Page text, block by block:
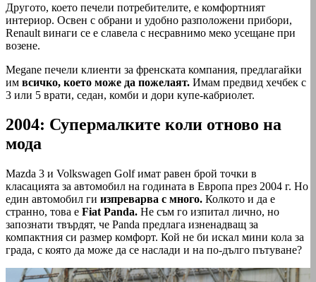
Другото, което печели потребителите, е комфортният
интериор. Освен с обрани и удобно разположени прибори,
Renault винаги се е славела с несравнимо меко усещане при
возене.
Megane печели клиенти за френската компания, предлагайки
им всичко, което може да пожелаят. Имам предвид хечбек с
3 или 5 врати, седан, комби и дори купе-кабриолет.
2004: Супермалките коли отново на
мода
Mazda 3 и Volkswagen Golf имат равен брой точки в
класацията за автомобил на годината в Европа през 2004 г. Но
един автомобил ги изпреварва с много. Колкото и да е
странно, това е Fiat Panda. Не съм го изпитал лично, но
запознати твърдят, че Panda предлага изненадващ за
компактния си размер комфорт. Кой не би искал мини кола за
града, с която да може да се наслади и на по-дълго пътуване?